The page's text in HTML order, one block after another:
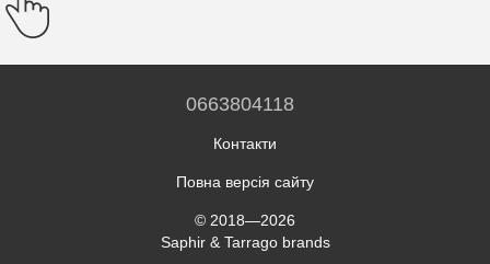
0663804118
Контакти
Повна версія сайту
© 2018—2026
Saphir & Tarrago brands